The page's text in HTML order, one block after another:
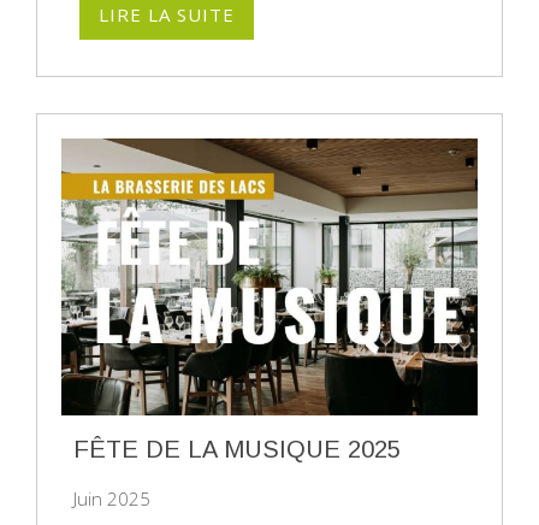
LIRE LA SUITE
FÊTE DE LA MUSIQUE 2025
Juin 2025